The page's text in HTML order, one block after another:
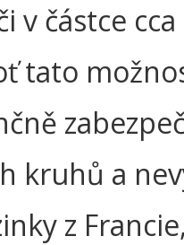
částce cca
tato
kruhů a
z